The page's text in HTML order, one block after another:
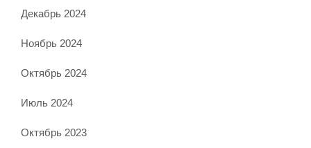
Декабрь 2024
Ноябрь 2024
Октябрь 2024
Июль 2024
Октябрь 2023